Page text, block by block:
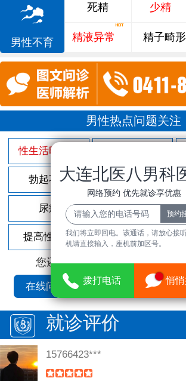
男性不育
死精 少精
精液异常 精子畸形
男性热点问题关注
性生活时间短
勃起不坚 尿频尿急
尿痛 前列腺炎
提高性功能 龟头敏感
您还可以拨打免费咨询电话立
在线问诊
就诊评价
15766423***
大连北医八男科
网络预约 优先就诊享优惠
我们将立即回电。该通话，请放心接
机请直接输入，座机前加区号。
拨打电话 悄